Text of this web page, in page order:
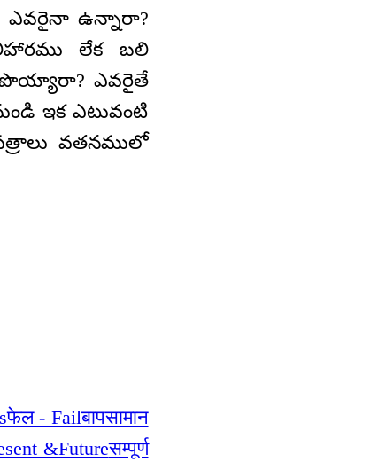
ఎవరైనా ఉన్నారా?
లేక బలి
ఎవరైతే
ఇక ఎటువంటి
వతనములో
फेल - Failबापसामान
&Futureसम्पूर्ण